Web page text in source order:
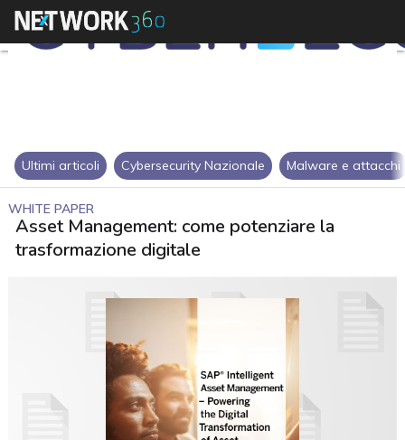
Ultimi articoli Cybersecurity Nazionale Malware e attacchi
WHITE PAPER
Asset Management: come potenziare la
trasformazione digitale